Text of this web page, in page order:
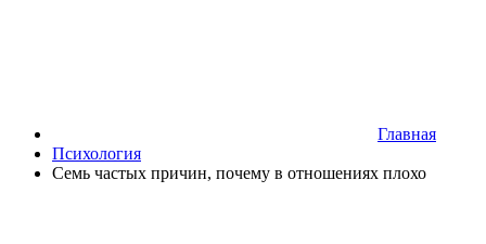
Главная
Психология
Семь частых причин, почему в отношениях плохо